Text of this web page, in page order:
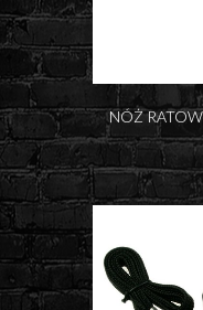
NÓŻ